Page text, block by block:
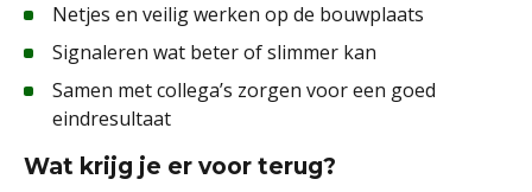
Netjes en veilig werken op de bouwplaats
Signaleren wat beter of slimmer kan
Samen met collega’s zorgen voor een goed
eindresultaat
Wat krijg je er voor terug?